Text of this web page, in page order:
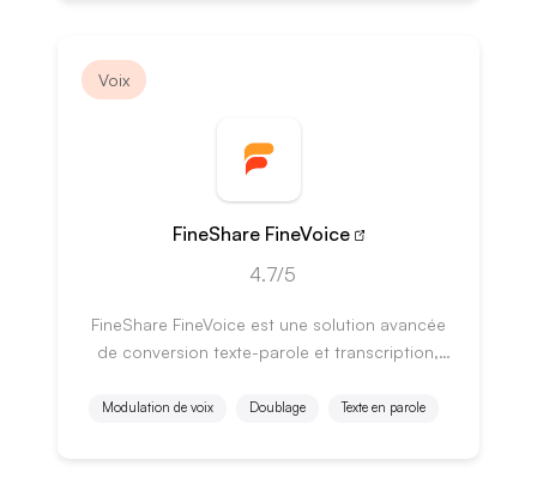
Voix
FineShare FineVoice
4.7/5
FineShare FineVoice est une solution avancée
de conversion texte-parole et transcription,
d'utilisateurs.
Modulation de voix Doublage Texte en parole